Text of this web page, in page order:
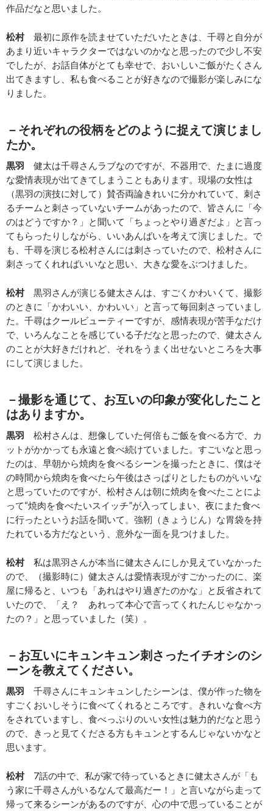
作品だなと思いました。
松村最初に原作を読ませていただいたときは、千尋と自分が
あまり近いキャラクターではないのかなと思ったので少し不安
でしたが、お話自体がとても幸せで、おいしいご飯がたくさん
出てきますし、私も食べることが好きなので撮影が楽しみにな
りました。
－ それぞれの役柄をどのように捉えて演じまし
たか。
黒羽 健太は千尋さんラブなのですが、不器用で、たまに過度
な愛情表現が出てきてしまうこともあります。現場の女性は
（黒羽の演技に対して）賛否両論きれいに分かれていて、刺さ
るチームと刺さっていないチームがあったので、皆さんに「今
のはどうですか？」と聞いて「ちょっとやり過ぎだよ」と言っ
てもらったりしながら、いいあんばいを考えて演じました。で
も、千尋を演じる松村さんには刺さっていたので、松村さんに
刺さってくれればいいなと思い、大きな愛をぶつけました。
松村黒羽さんが演じる健太さんは、すごくかわいくて、撮影
のときに「かわいい、かわいい」と言って毎回刺さっていまし
た。千尋はクールビューティーですが、感情表現が苦手なだけ
で、いろんなことを感じている子だなと思ったので、健太さん
のことが大好きだけれど、それをうまく出せないところを大事
にして演じました。
－撮影を通じて、お互いの印象が変化したこと
はありますか。
黒羽 松村さんは、想像していた何倍もご飯を食べる方で、カ
ットがかかっても永遠と食べ続けていました。すごいなと思っ
たのは、早朝から焼肉を食べるシーンを撮ったときに、僕はそ
の時間から焼肉を食べたら午後はさっぱりとしたものがいいな
と思っていたのですが、松村さんは朝に焼肉を食べたことによ
って“焼肉を食べたいスイッチ”が入ってしまい、夜にまた食べ
に行ったというお話を聞いて。強靭（きょうじん）な胃袋を持
たれている方だなという、意外な一面を見つけました。
松村 私は黒羽さんが本当に健太さんにしか見えていなかった
ので、（撮影時に）健太さんは愛情表現がすごかったのに、楽
屋に帰ると、いつも「あれはやり過ぎたのかな」と反省されて
いたので、「え？ あれって本心で言ってくれたんじゃなかっ
たの？」と思っていました（笑）。
－ お互いにキュンキュン刺さったイチオシのシ
ーンを教えてください。
黒羽 千尋さんにキュンキュンしたシーンは、僕が作った物を
すごくおいしそうに食べてくれるところです。きれいな食べ方
をされていますし、食べっぷりのいい女性は魅力的だなと思う
ので、きっと見てくださる方もキュンとするんじゃないかなと
思います。
松村7話の中で、私が家で待っているときに健太さんが「も
う家に千尋さんがいるなんて最高だー！」と言いながら走って
帰って来るシーンがあるのですが、心の中で思っていることが